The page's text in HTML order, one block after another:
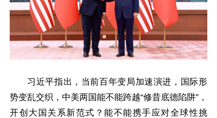
习近平指出，当前百年变局加速演进，国际形
势变乱交织，中美两国能不能跨越“修昔底德陷阱”，
开创大国关系新范式？能不能携手应对全球性挑